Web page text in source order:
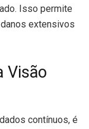
Isso permite
extensivos
Visão
contínuos, é